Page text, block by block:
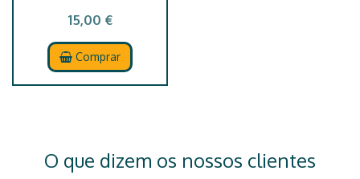
15,00 €
Comprar
O que dizem os nossos clientes